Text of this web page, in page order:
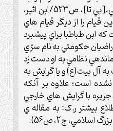
سوي خود فرا خواند (اصفهاني،[بي تا]، ص523/ابن اثير،
آنچه اين قيام را از ديگر قيام هاي
ابن طباطبا براي پيشبرد
حکومتي به نام سرّي
نظامي به او دست زد
آل بيت(ع) و يا گرايش به
است؛ علاوه بر آنکه
با گرايش هاي خارجي
بيشتر ر.ک: به مقاله ي
ج2، ص56).